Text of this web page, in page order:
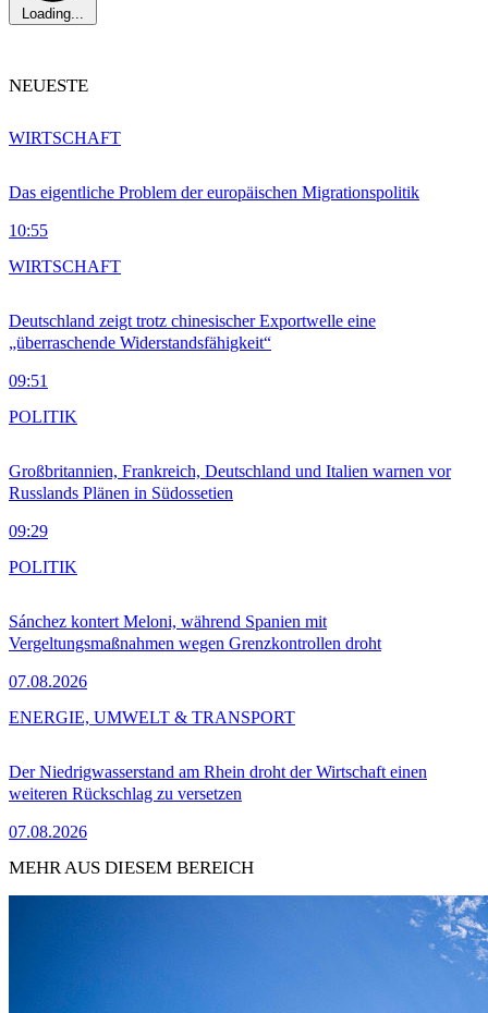
Loading...
NEUESTE
Das eigentliche Problem der europäischen Migrationspolitik
10:55
WIRTSCHAFT
Deutschland zeigt trotz chinesischer Exportwelle eine
„überraschende Widerstandsfähigkeit“
09:51
WIRTSCHAFT
Großbritannien, Frankreich, Deutschland und Italien warnen vor
Russlands Plänen in Südossetien
09:29
POLITIK
Sánchez kontert Meloni, während Spanien mit
Vergeltungsmaßnahmen wegen Grenzkontrollen droht
07.08.2026
POLITIK
Der Niedrigwasserstand am Rhein droht der Wirtschaft einen
weiteren Rückschlag zu versetzen
07.08.2026
ENERGIE, UMWELT & TRANSPORT
MEHR AUS DIESEM BEREICH